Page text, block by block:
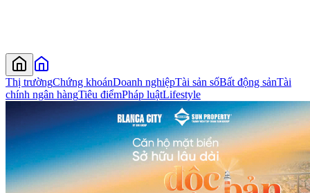
Thị trườngChứng khoánDoanh nghiệpTài sản sốBất động sảnTài
chính ngân hàngTiêu điểmPháp luậtLifestyle